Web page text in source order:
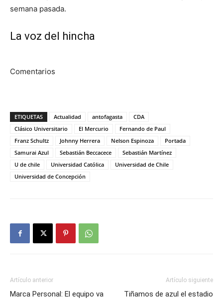
semana pasada.
La voz del hincha
Comentarios
ETIQUETAS Actualidad antofagasta
CDA
Clásico Universitario
El Mercurio
Fernando de Paul
Franz Schultz
Johnny Herrera Nelson Espinoza
Portada
Samurai Azul
Sebastián Beccacece
Sebastián Martínez
U de chile
Universidad Católica
Universidad de Chile
Universidad de Concepción
Artículo anterior
Marca Personal: El equipo va
Artículo siguiente
Tiñamos de azul el estadio